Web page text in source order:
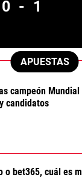
0 - 1
APUESTAS
campeón
candidatos
o bet365, cuál es